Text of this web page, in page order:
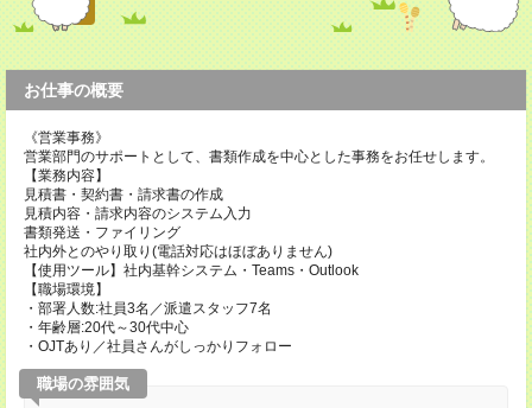
お仕事の概要
《営業事務》
営業部門のサポートとして、書類作成を中心とした事務をお任せします。
【業務内容】
見積書・契約書・請求書の作成
見積内容・請求内容のシステム入力
書類発送・ファイリング
社内外とのやり取り(電話対応はほぼありません)
【使用ツール】社内基幹システム・Teams・Outlook
【職場環境】
・部署人数:社員3名／派遣スタッフ7名
・年齢層:20代～30代中心
・OJTあり／社員さんがしっかりフォロー
職場の雰囲気